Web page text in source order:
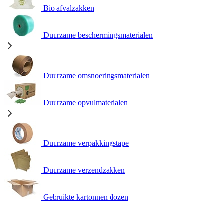
Bio afvalzakken
Duurzame beschermingsmaterialen
Duurzame omsnoeringsmaterialen
Duurzame opvulmaterialen
Duurzame verpakkingstape
Duurzame verzendzakken
Gebruikte kartonnen dozen